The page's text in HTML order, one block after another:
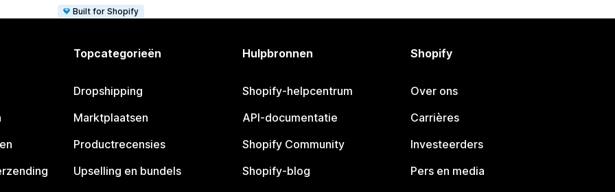
Built for Shopify
Topcategorieën
Dropshipping
Marktplaatsen
Productrecensies
Upselling en bundels
Hulpbronnen
Shopify-helpcentrum
API-documentatie
Shopify Community
Shopify-blog
Shopify
Over ons
Carrières
Investeerders
Pers en media